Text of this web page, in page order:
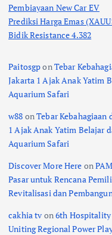
Pembiayaan New Car EV
Prediksi Harga Emas
Bidik Resistance 4.382
PaitosgponTebar
Jakarta 1 Ajak Anak Yatim
Aquarium Safari
w88 onTebar Kebahagiaan
1 Ajak Anak Yatim Belajar
Aquarium Safari
Discover More Here on
Pasar untuk Rencana
Revitalisasi dan
cakhia tv on6th Hospitality
Uniting Regional Power